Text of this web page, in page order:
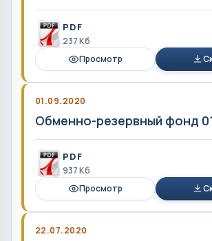
PDF
237 Кб
Просмотр
01.09.2020
Обменно-резервный фонд
PDF
937 Кб
Просмотр
22.07.2020